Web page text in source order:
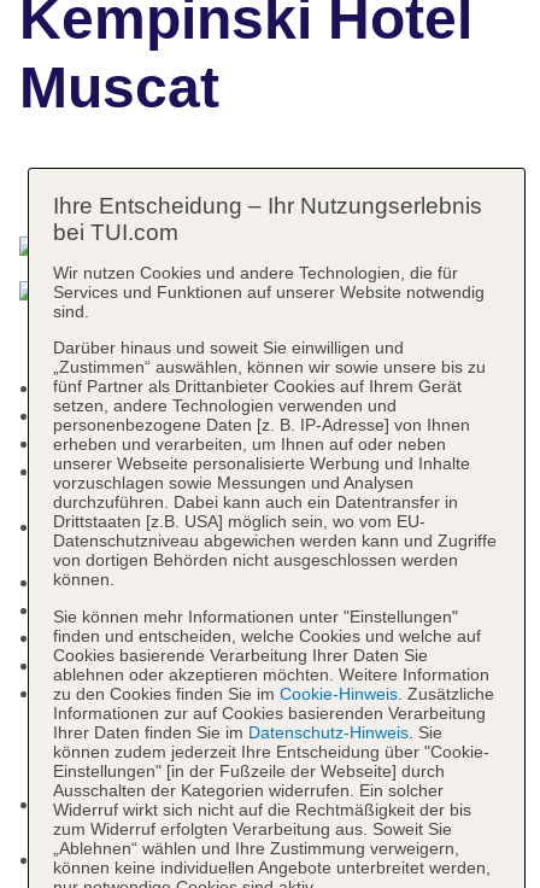
Kempinski Hotel
Muscat
Das bietet Ihre Unterkunft
Check-in Zeit ab 15:00 Uhr
Check-out Zeit bis 12:00 Uhr
Hoteleröffnung: 2018
Rezeption: täglich 24 Stunden, Sprachen:
deutsch, englisch
Gästebetreuung: Sprachen: deutsch, englisch,
französisch
Lift
Geldautomat in der Unterkunft
Gartenanlage, Sonnenterrasse
Pools: 3
Infinitypool „Main Pool“: ohne Gebühr, Outdoor,
Süßwasser, Daybeds: ohne Gebühr, Liegen: ohne
Gebühr, Liegestühle: ohne Gebühr,
Sonnenschirme: ohne Gebühr
Kinderpool „Kid's Pool“: von 4 Jahre bis 12 Jahre,
ohne Gebühr, Outdoor
Adults-only-Pool „Cascade Pool“: ab 16 Jahre,
Ihre Entscheidung – Ihr Nutzungserlebnis
bei TUI.com
Wir nutzen Cookies und andere Technologien, die für
Services und Funktionen auf unserer Website notwendig
sind.
Darüber hinaus und soweit Sie einwilligen und
„Zustimmen“ auswählen, können wir sowie unsere bis zu
fünf Partner als Drittanbieter Cookies auf Ihrem Gerät
setzen, andere Technologien verwenden und
personenbezogene Daten [z. B. IP-Adresse] von Ihnen
erheben und verarbeiten, um Ihnen auf oder neben
unserer Webseite personalisierte Werbung und Inhalte
vorzuschlagen sowie Messungen und Analysen
durchzuführen. Dabei kann auch ein Datentransfer in
Drittstaaten [z.B. USA] möglich sein, wo vom EU-
Datenschutzniveau abgewichen werden kann und Zugriffe
von dortigen Behörden nicht ausgeschlossen werden
können.
Sie können mehr Informationen unter "Einstellungen"
finden und entscheiden, welche Cookies und welche auf
Cookies basierende Verarbeitung Ihrer Daten Sie
ablehnen oder akzeptieren möchten. Weitere Information
zu den Cookies finden Sie im Cookie-Hinweis. Zusätzliche
Informationen zur auf Cookies basierenden Verarbeitung
Ihrer Daten finden Sie im Datenschutz-Hinweis. Sie
können zudem jederzeit Ihre Entscheidung über "Cookie-
Einstellungen" [in der Fußzeile der Webseite] durch
Ausschalten der Kategorien widerrufen. Ein solcher
Widerruf wirkt sich nicht auf die Rechtmäßigkeit der bis
zum Widerruf erfolgten Verarbeitung aus. Soweit Sie
„Ablehnen“ wählen und Ihre Zustimmung verweigern,
können keine individuellen Angebote unterbreitet werden,